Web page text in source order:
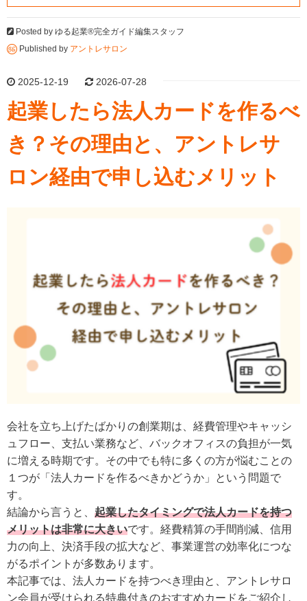
Posted by ゆる起業®完全ガイド編集スタッフ
Published by アントレサロン
2025-12-19 2026-07-28
起業したら法人カードを作るべ
き？その理由と、アントレサ
ロン経由で申し込むメリット
会社を立ち上げたばかりの創業期は、経費管理やキャッシ
ュフロー、支払い業務など、バックオフィスの負担が一気
に増える時期です。その中でも特に多くの方が悩むことの
１つが「法人カードを作るべきかどうか」という問題で
す。
結論から言うと、 起業したタイミングで法人カードを持つ
メリットは非常に大きいです。経費精算の手間削減、信用
力の向上、決済手段の拡大など、事業運営の効率化につな
がるポイントが多数あります。
本記事では、法人カードを持つべき理由と、アントレサロ
ン会員が受けられる特典付きのおすすめカードをご紹介し